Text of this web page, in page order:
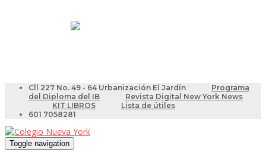
Cll 227 No. 49 - 64 Urbanización El Jardín
Programa
del Diploma del IB
Revista Digital New York News
KIT LIBROS
Lista de útiles
601 7058281
Toggle navigation